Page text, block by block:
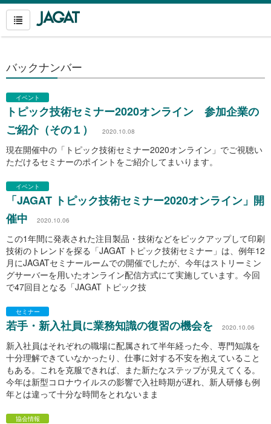
バックナンバー
イベント
トピック技術セミナー2020オンライン 参加企業の
ご紹介（その１）
2020.10.08
現在開催中の「トピック技術セミナー2020オンライン」でご視聴い
ただけるセミナーのポイントをご紹介してまいります。
イベント
「JAGAT トピック技術セミナー2020オンライン」開
催中
2020.10.06
この1年間に発表された注目製品・技術などをピックアップして印刷
技術のトレンドを探る「JAGAT トピック技術セミナー」は、例年12
月にJAGATセミナールームでの開催でしたが、今年はストリーミン
グサーバーを用いたオンライン配信方式にて実施しています。今回
で47回目となる「JAGAT トピック技
セミナー
若手・新入社員に業務知識の復習の機会を 2020.10.06
新入社員はそれぞれの職場に配属されて半年経った今、専門知識を
十分理解できていなかったり、仕事に対する不安を抱えていること
もある。これを克服できれば、また新たなステップが見えてくる。
今年は新型コロナウイルスの影響で入社時期が遅れ、新人研修も例
年とは違って十分な時間をとれないまま
協会情報